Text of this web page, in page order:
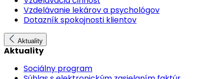
Vzdelávanie lekárov a psychológov
Dotazník spokojnosti klientov
Aktuality
Aktuality
Sociálny program